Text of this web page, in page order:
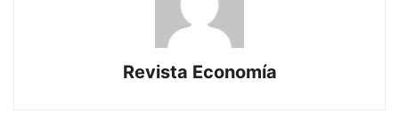
Revista Economía